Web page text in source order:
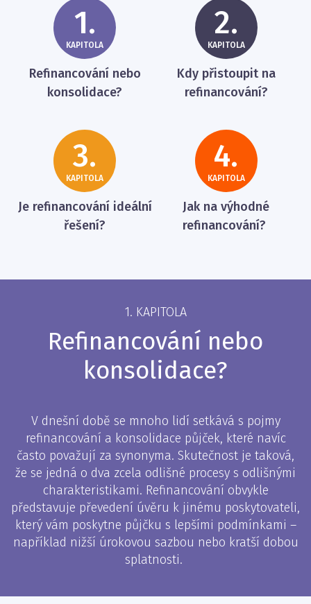
1.
KAPITOLA
Refinancování nebo
konsolidace?
2.
KAPITOLA
Kdy přistoupit na
refinancování?
3.
KAPITOLA
Je refinancování ideální
řešení?
4.
KAPITOLA
Jak na výhodné
refinancování?
1. KAPITOLA
Refinancování nebo
konsolidace?
V dnešní době se mnoho lidí setkává s pojmy
refinancování a konsolidace půjček, které navíc
často považují za synonyma. Skutečnost je taková,
že se jedná o dva zcela odlišné procesy s odlišnými
charakteristikami. Refinancování obvykle
představuje převedení úvěru k jinému poskytovateli,
který vám poskytne půjčku s lepšími podmínkami –
například nižší úrokovou sazbou nebo kratší dobou
splatnosti.